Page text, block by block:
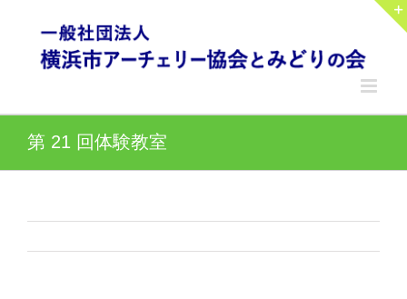
content
第 21 回体験教室